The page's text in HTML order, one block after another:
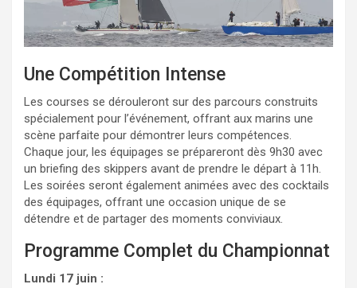
Une Compétition Intense
Les courses se dérouleront sur des parcours construits
spécialement pour l’événement, offrant aux marins une
scène parfaite pour démontrer leurs compétences.
Chaque jour, les équipages se prépareront dès 9h30 avec
un briefing des skippers avant de prendre le départ à 11h.
Les soirées seront également animées avec des cocktails
des équipages, offrant une occasion unique de se
détendre et de partager des moments conviviaux.
Programme Complet du Championnat
Lundi 17 juin :